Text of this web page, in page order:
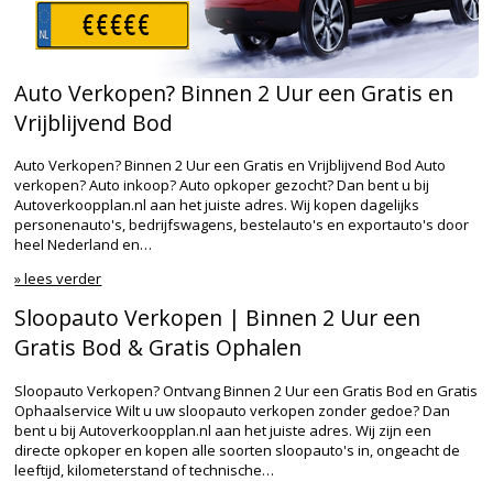
Auto Verkopen? Binnen 2 Uur een Gratis en
Vrijblijvend Bod
Auto Verkopen? Binnen 2 Uur een Gratis en Vrijblijvend Bod Auto
verkopen? Auto inkoop? Auto opkoper gezocht? Dan bent u bij
Autoverkoopplan.nl aan het juiste adres. Wij kopen dagelijks
personenauto's, bedrijfswagens, bestelauto's en exportauto's door
heel Nederland en…
» lees verder
Sloopauto Verkopen | Binnen 2 Uur een
Gratis Bod & Gratis Ophalen
Sloopauto Verkopen? Ontvang Binnen 2 Uur een Gratis Bod en Gratis
Ophaalservice Wilt u uw sloopauto verkopen zonder gedoe? Dan
bent u bij Autoverkoopplan.nl aan het juiste adres. Wij zijn een
directe opkoper en kopen alle soorten sloopauto's in, ongeacht de
leeftijd, kilometerstand of technische…